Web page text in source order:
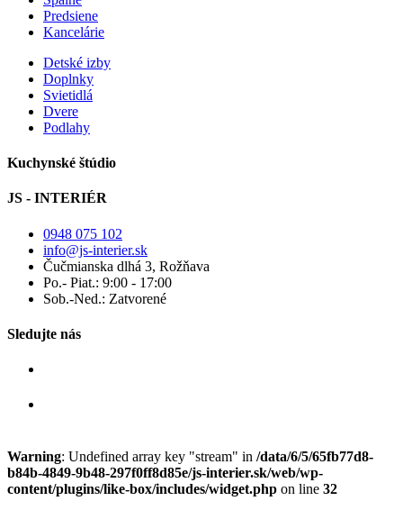
Predsiene
Kancelárie
Detské izby
Doplnky
Svietidlá
Dvere
Podlahy
Kuchynské štúdio
JS - INTERIÉR
0948 075 102
info@js-interier.sk
Čučmianska dlhá 3, Rožňava
Po.- Piat.: 9:00 - 17:00
Sob.-Ned.: Zatvorené
Sledujte nás
Warning: Undefined array key "stream" in /data/6/5/65fb77d8-
b84b-4849-9b48-297f0ff8d85e/js-interier.sk/web/wp-
content/plugins/like-box/includes/widget.php on line 32